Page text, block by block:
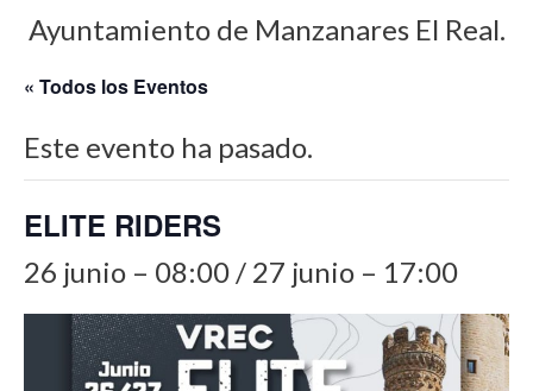
Ayuntamiento de Manzanares El Real.
« Todos los Eventos
Este evento ha pasado.
ELITE RIDERS
26 junio – 08:00 / 27 junio – 17:00